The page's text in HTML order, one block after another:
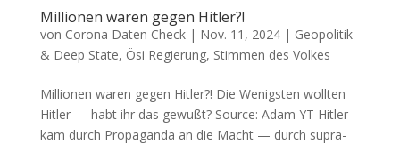
Millionen waren gegen Hitler?!
von Corona Daten Check| Nov. 11, 2024| Geopolitik
& Deep State, Ösi Regierung, Stimmen des Volkes
Millionen waren gegen Hitler?! Die Wenigs­ten woll­ten
Hit­ler — habt ihr das gewußt? Source: Adam YT Hit­ler
kam durch Pro­pa­gan­da an die Macht — durch supra­